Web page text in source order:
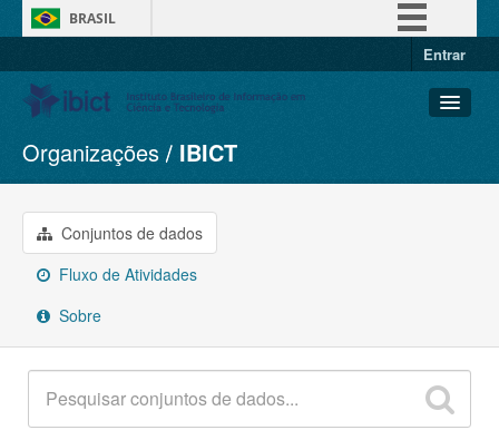
BRASIL
Entrar
Conjuntos de dados
Organizações
Grupos
Sobre
Organizações IBICT
Conjuntos de dados
Fluxo de Atividades
Sobre